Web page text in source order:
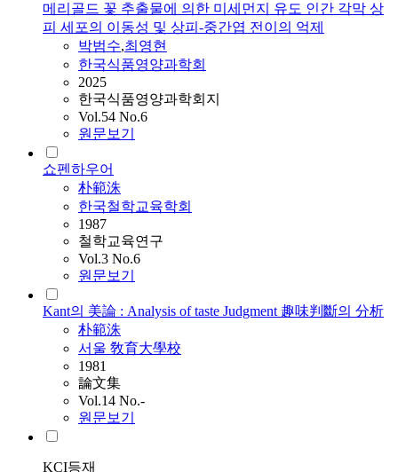
메리골드 꽃 추출물에 의한 미세먼지 유도 인간 각막 상
피 ​​세포의 이동성 및 상피-중간엽 전이의 억제
박범수,최영현
한국식품영양과학회
2025
한국식품영양과학회지
Vol.54 No.6
원문보기
쇼펜하우어
朴範洙
한국철학교육학회
1987
철학교육연구
Vol.3 No.6
원문보기
Kant의 美論 : Analysis of taste Judgment 趣味判斷의 分析
朴範洙
서울 敎育大學校
1981
論文集
Vol.14 No.-
원문보기
KCI등재